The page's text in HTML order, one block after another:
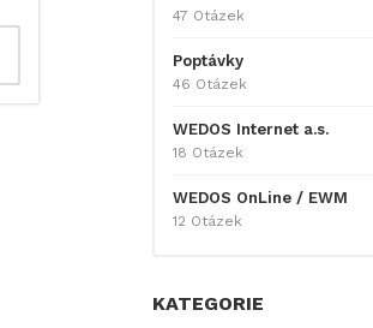
47 Otázek
Poptávky
46 Otázek
WEDOS Internet a.s.
18 Otázek
WEDOS OnLine / EWM
12 Otázek
KATEGORIE